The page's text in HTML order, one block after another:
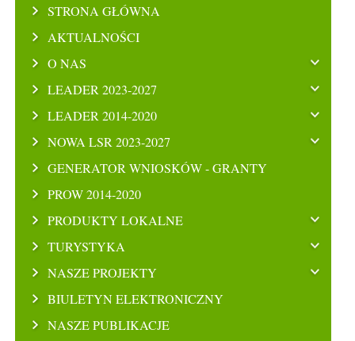
STRONA GŁÓWNA
AKTUALNOŚCI
O NAS
LEADER 2023-2027
LEADER 2014-2020
NOWA LSR 2023-2027
GENERATOR WNIOSKÓW - GRANTY
PROW 2014-2020
PRODUKTY LOKALNE
TURYSTYKA
NASZE PROJEKTY
BIULETYN ELEKTRONICZNY
NASZE PUBLIKACJE